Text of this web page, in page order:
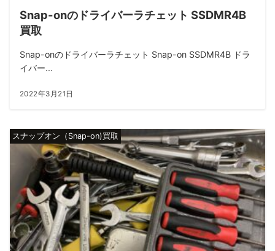
Snap-onのドライバーラチェット SSDMR4B
買取
Snap-onのドライバーラチェット Snap-on SSDMR4B ドラ
イバー...
2022年3月21日
スナップオン（Snap-on)買取